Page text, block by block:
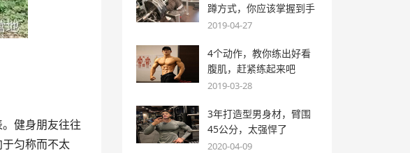
健身朋友往往
匀称而不太
蹲方式，你应该掌握到手
2019-04-27
4个动作，教你练出好看
腹肌，赶紧练起来吧
2019-03-28
3年打造型男身材，臂围
45公分，太强悍了
2020-04-09